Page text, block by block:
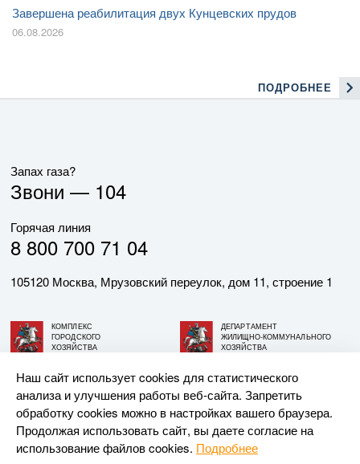
Завершена реабилитация двух Кунцевских прудов
06.08.2026
ПОДРОБНЕЕ
Запах газа?
Звони — 104
Горячая линия
8 800 700 71 04
105120 Москва, Мрузовский переулок, дом 11, строение 1
КОМПЛЕКС
ГОРОДСКОГО
ХОЗЯЙСТВА
ДЕПАРТАМЕНТ
ЖИЛИЩНО-КОММУНАЛЬНОГО
ХОЗЯЙСТВА
© АО «МОСГАЗ», 2026. При использовании материалов
ссылка на сайт обязательна.
Разработка и поддержка —Upriver
Наш сайт использует cookies для статистического
анализа и улучшения работы веб-сайта. Запретить
обработку cookies можно в настройках вашего браузера.
Продолжая использовать сайт, вы даете согласие на
использование файлов cookies. Подробнее